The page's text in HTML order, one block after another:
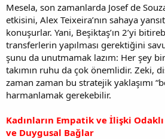
Mesela, son zamanlarda Josef de
etkisini, Alex Teixeira’nın sahaya
konuşurlar. Yani, Beşiktaş’ın 2’yi
transferlerin yapılması gerektiğini
şunu da unutmamak lazım: Her şey
takımın ruhu da çok önemlidir. Zeki,
zaman zaman bu stratejik yaklaşımı
harmanlamak gerekebilir.
Kadınların Empatik ve İlişki Odaklı
ve Duygusal Bağlar